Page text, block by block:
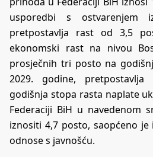
usporedbi s ostvarenjem
pretpostavlja rast od 3,5
ekonomski rast na nivou
prosječnih tri posto na
2029. godine,
godišnja stopa rasta naplate
Federaciji BiH u navedenom
iznositi 4,7 posto, saopćeno je
odnose s javnošću.